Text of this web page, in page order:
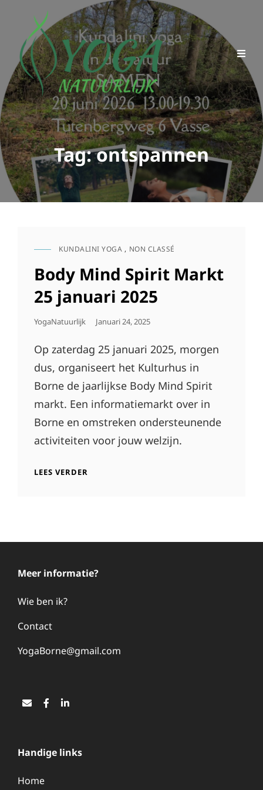
Tag:ontspannen
CAT
KUNDALINI YOGA , NON CLASSÉ
Body Mind Spirit Markt
25 januari 2025
YogaNatuurlijk
Geplaatst
Januari 24, 2025
Op zaterdag 25 januari 2025, morgen
dus, organiseert het Kulturhus in
Borne de jaarlijkse Body Mind Spirit
markt. Een informatiemarkt over in
Borne en omstreken ondersteunende
activiteiten voor jouw welzijn.
LEES VERDER
2025
Meer informatie?
Wie ben ik?
Contact
YogaBorne@gmail.com
Email Facebook
LinkedIn
Handige links
Home